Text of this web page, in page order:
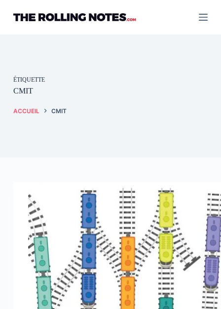
contenu
ÉTIQUETTE
CMIT
ACCUEIL CMIT